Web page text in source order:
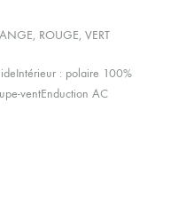
ROUGE, VERT
: polaire 100%
ventEnduction AC